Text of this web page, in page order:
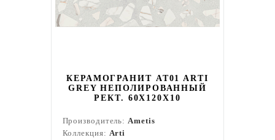
КЕРАМОГРАНИТ AT01 ARTI
GREY НЕПОЛИРОВАННЫЙ
РЕКТ. 60X120X10
Производитель:Ametis
Коллекция: Arti